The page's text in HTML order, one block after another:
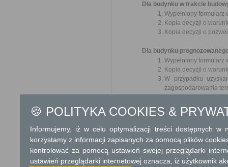
Dla budynku w trakcie
Wypełniony formularz
Kopia decyzji o
Kopia decyzji o
Dla budynku
Wypełniony formularz
Kopia decyzji o
W przypadku
zagospodarowania
Dodatkowe
Nadanie numeru
Opłata skarbowa jest
skarbowej
Numer rachunku bankowego
🍪 POLITYKA COOKIES &
Informujemy, iż w celu optymalizacji treści dostępnych w
korzystamy z informacji zapisanych za pomocą plików
kontrolować za pomocą ustawień swojej przeglądarki
ustawień przeglądarki internetowej oznacza, iż użytkownik